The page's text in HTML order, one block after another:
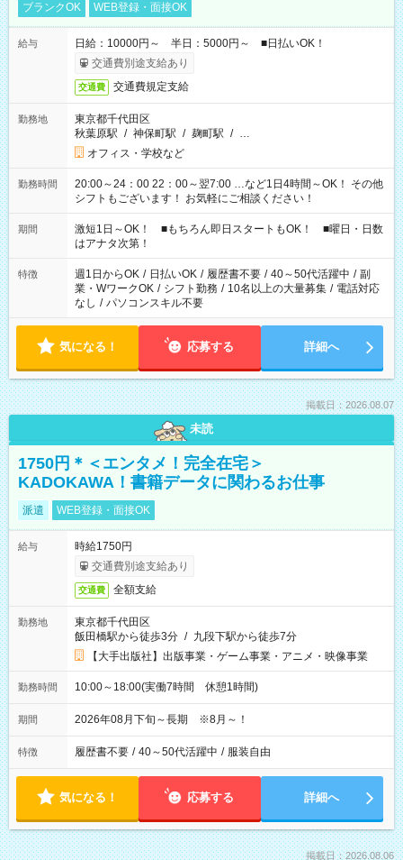
ブランクOK
WEB登録・面接OK
給与
日給：10000円～ 半日：5000円～ ■日払いOK！
交通費別途支給あり
交通費 交通費規定支給
勤務地
東京都千代田区
秋葉原駅 / 神保町駅 / 麹町駅 / …
オフィス・学校など
勤務時間
20:00～24：00 22：00～翌7:00 …など1日4時間～OK！ その他
シフトもございます！ お気軽にご相談ください！
期間
激短1日～OK！ ■もちろん即日スタートもOK！ ■曜日・日数
はアナタ次第！
特徴 週1日からOK / 日払いOK / 履歴書不要 / 40～50代活躍中 / 副
業・WワークOK / シフト勤務 / 10名以上の大量募集 / 電話対応
なし / パソコンスキル不要
気になる！ 応募する 詳細へ
掲載日：2026.08.07
未読
1750円＊＜エンタメ！完全在宅＞
KADOKAWA！書籍データに関わるお仕事
派遣 WEB登録・面接OK
給与
時給1750円
交通費別途支給あり
交通費 全額支給
勤務地
東京都千代田区
飯田橋駅から徒歩3分 / 九段下駅から徒歩7分
【大手出版社】出版事業・ゲーム事業・アニメ・映像事業
勤務時間 10:00～18:00(実働7時間 休憩1時間)
期間 2026年08月下旬～長期 ※8月～！
特徴 履歴書不要 / 40～50代活躍中 / 服装自由
気になる！ 応募する 詳細へ
掲載日：2026.08.06